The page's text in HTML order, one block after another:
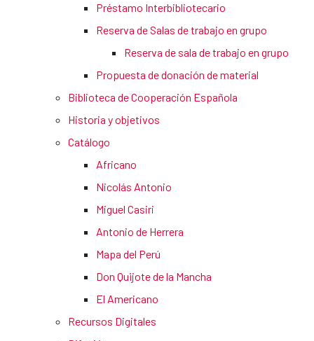
Préstamo Interbibliotecario
Reserva de Salas de trabajo en grupo
Reserva de sala de trabajo en grupo
Propuesta de donación de material
Biblioteca de Cooperación Española
Historia y objetivos
Catálogo
Africano
Nicolás Antonio
Miguel Casiri
Antonio de Herrera
Mapa del Perú
Don Quijote de la Mancha
El Americano
Recursos Digitales